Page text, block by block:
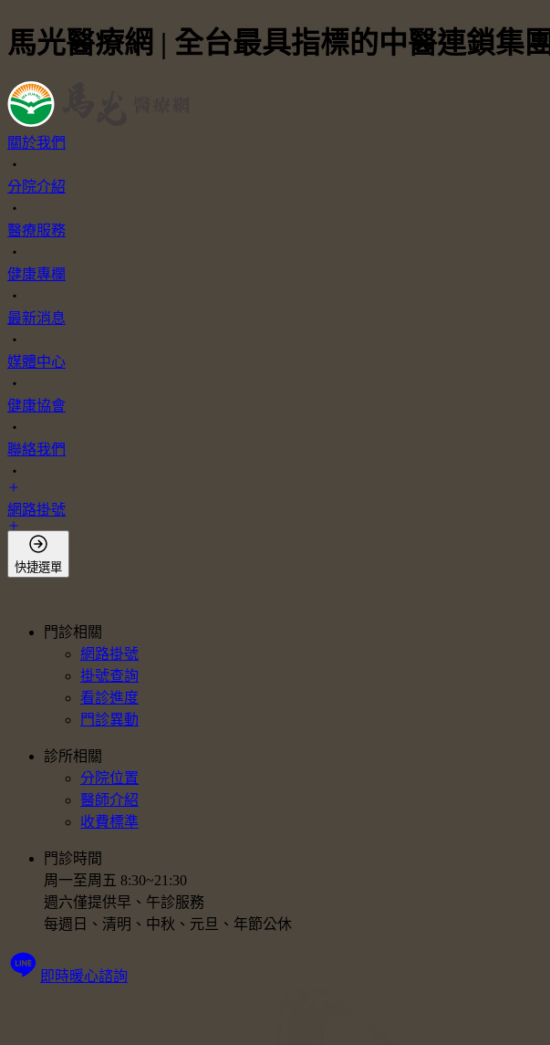
馬光醫療網 | 全台最具指標的中醫連鎖集團
關於我們
・
分院介紹
・
醫療服務
・
健康專欄
・
最新消息
・
媒體中心
・
健康協會
・
聯絡我們
・
網路掛號
會員登入
快捷選單
門診相關
網路掛號
掛號查詢
看診進度
門診異動
診所相關
分院位置
醫師介紹
收費標準
門診時間
周一至周五 8:30~21:30
週六僅提供早、午診服務
每週日、清明、中秋、元旦、年節公休
即時暖心諮詢